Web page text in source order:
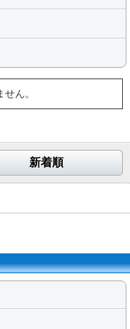
ん。
新着順